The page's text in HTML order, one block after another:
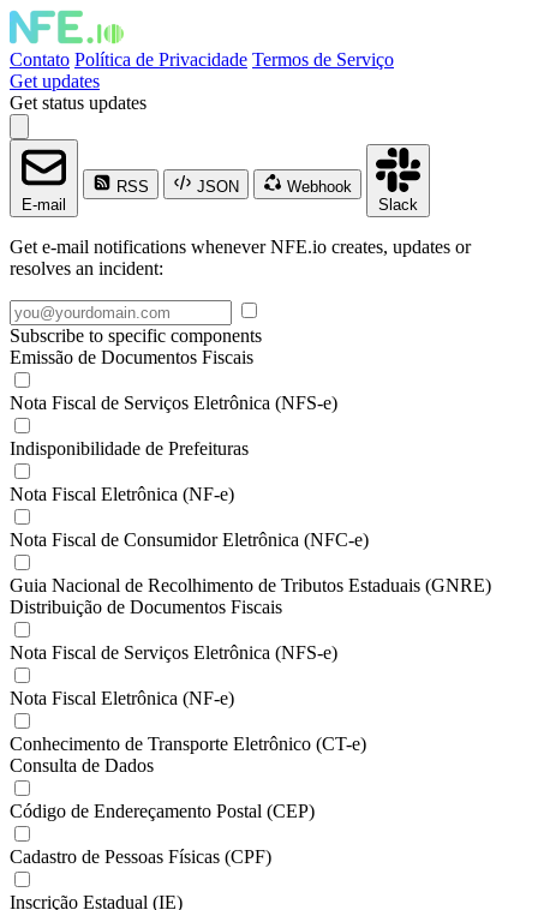
Contato Política de Privacidade Termos de Serviço
Get updates
Get status updates
E-mail
RSS JSON
Webhook
Slack
Get e-mail notifications whenever NFE.io creates, updates or
resolves an incident:
Subscribe to specific components
Emissão de Documentos Fiscais
Nota Fiscal de Serviços Eletrônica (NFS-e)
Indisponibilidade de Prefeituras
Nota Fiscal Eletrônica (NF-e)
Nota Fiscal de Consumidor Eletrônica (NFC-e)
Guia Nacional de Recolhimento de Tributos Estaduais (GNRE)
Distribuição de Documentos Fiscais
Nota Fiscal de Serviços Eletrônica (NFS-e)
Nota Fiscal Eletrônica (NF-e)
Conhecimento de Transporte Eletrônico (CT-e)
Consulta de Dados
Código de Endereçamento Postal (CEP)
Cadastro de Pessoas Físicas (CPF)
Inscrição Estadual (IE)